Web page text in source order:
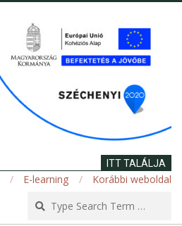
ITT TALÁLJA
E-learning
Korábbi weboldal